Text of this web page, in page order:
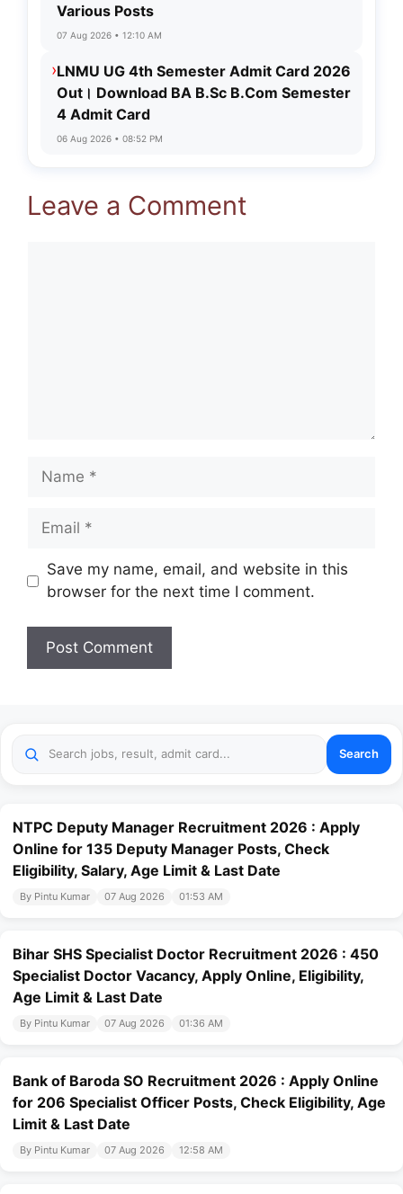
Various Posts
07 Aug 2026 • 12:10 AM
›LNMU UG 4th Semester Admit Card 2026
Out। Download BA B.Sc B.Com Semester
4 Admit Card
06 Aug 2026 • 08:52 PM
Leave a Comment
Name
Email
Website
Save my name, email, and website in this
browser for the next time I comment.
Search
NTPC Deputy Manager Recruitment 2026 : Apply
Online for 135 Deputy Manager Posts, Check
Eligibility, Salary, Age Limit & Last Date
By Pintu Kumar 07 Aug 2026 01:53 AM
Bihar SHS Specialist Doctor Recruitment 2026 : 450
Specialist Doctor Vacancy, Apply Online, Eligibility,
Age Limit & Last Date
By Pintu Kumar 07 Aug 2026 01:36 AM
Bank of Baroda SO Recruitment 2026 : Apply Online
for 206 Specialist Officer Posts, Check Eligibility, Age
Limit & Last Date
By Pintu Kumar 07 Aug 2026 12:58 AM